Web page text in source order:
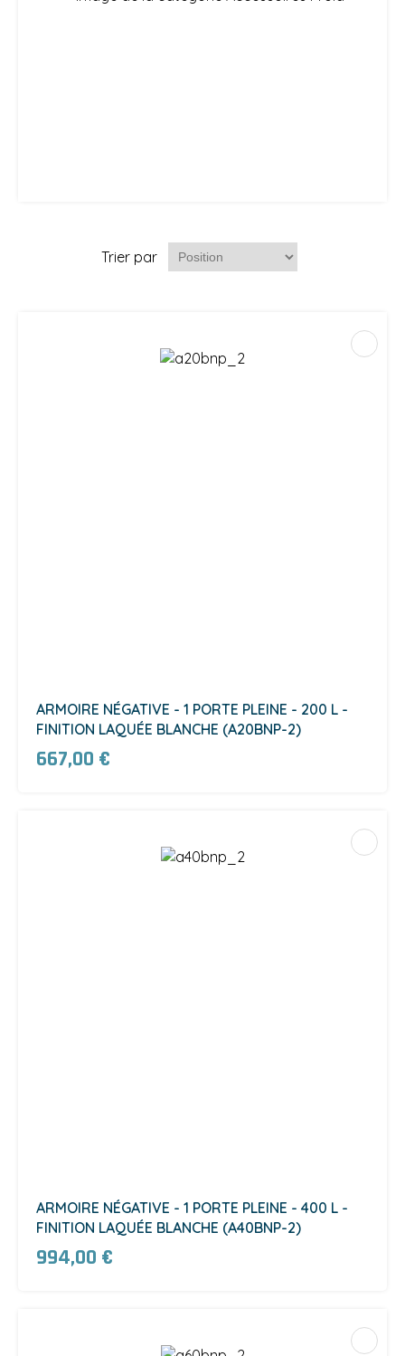
Trier par
ARMOIRE NÉGATIVE - 1 PORTE PLEINE - 200 L -
FINITION LAQUÉE BLANCHE (A20BNP-2)
667,00 €
ARMOIRE NÉGATIVE - 1 PORTE PLEINE - 400 L -
FINITION LAQUÉE BLANCHE (A40BNP-2)
994,00 €